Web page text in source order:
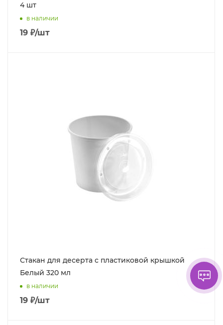
4 шт
в наличии
19 ₽/шт
Стакан для десерта с пластиковой крышкой
Белый 320 мл
в наличии
19 ₽/шт